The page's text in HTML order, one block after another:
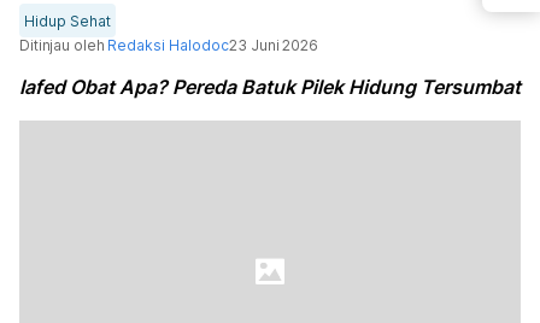
Hidup Sehat
Ditinjau oleh Redaksi Halodoc23 Juni 2026
Iafed Obat Apa? Pereda Batuk Pilek Hidung Tersumbat